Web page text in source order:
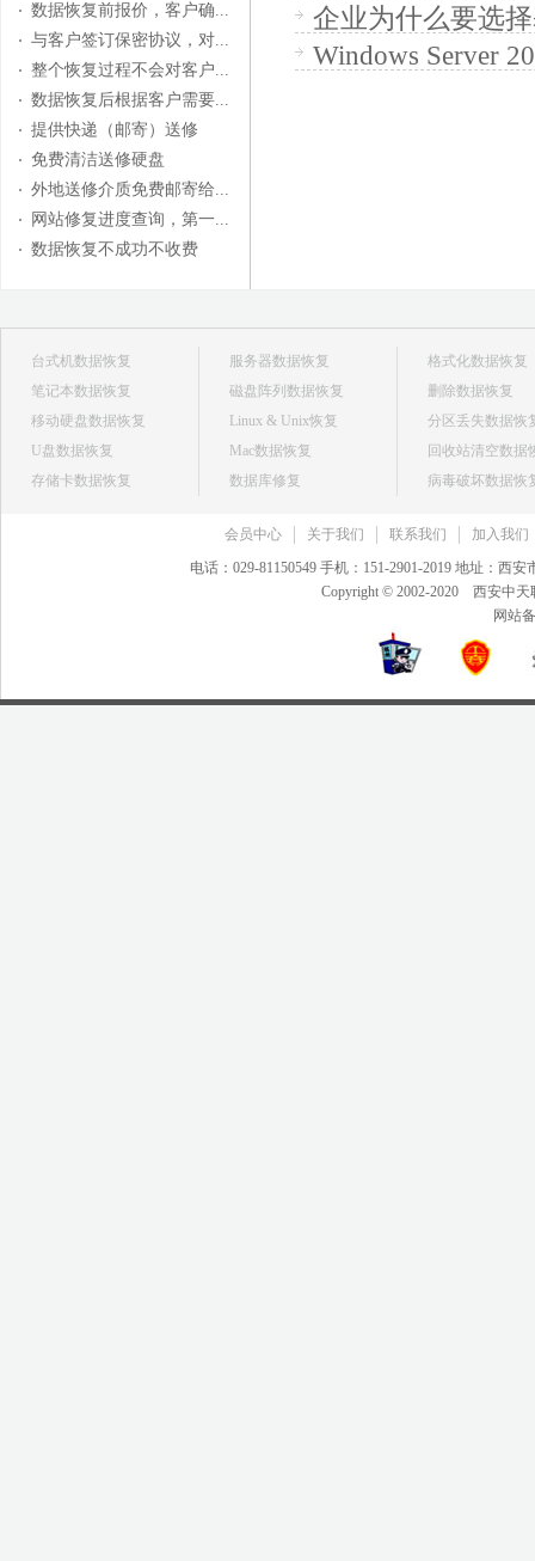
数据恢复前报价，客户确...
与客户签订保密协议，对...
整个恢复过程不会对客户...
数据恢复后根据客户需要...
提供快递（邮寄）送修
免费清洁送修硬盘
外地送修介质免费邮寄给...
网站修复进度查询，第一...
数据恢复不成功不收费
企业为什么要选
Windows Server
台式机数据恢复
笔记本数据恢复
移动硬盘数据恢复
U盘数据恢复
存储卡数据恢复
服务器数据恢复
磁盘阵列数据恢复
Linux & Unix恢复
Mac数据恢复
数据库修复
格式化数据恢复
删除数据恢复
分区丢失数据恢
回收站清空数据
病毒破坏数据恢
会员中心 关于我们 联系我们
加入我们
电话：029-81150549 手机：151-2901-2019 地址：西
Copyright © 2002-2020 西安中
网站